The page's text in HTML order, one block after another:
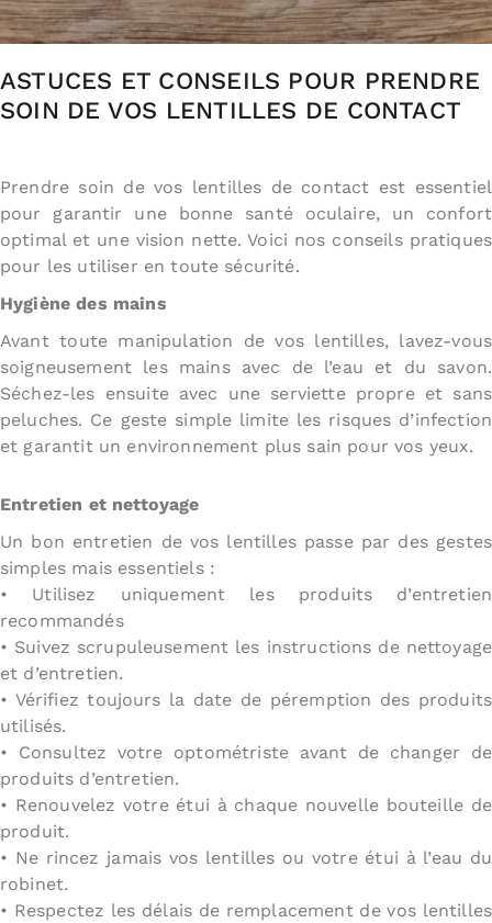
ASTUCES ET CONSEILS POUR PRENDRE
SOIN DE VOS LENTILLES DE CONTACT
Prendre soin de vos lentilles de contact est essentiel
pour garantir une bonne santé oculaire, un confort
optimal et une vision nette. Voici nos conseils pratiques
pour les utiliser en toute sécurité.
Hygiène des mains
Avant toute manipulation de vos lentilles, lavez-vous
soigneusement les mains avec de l’eau et du savon.
Séchez-les ensuite avec une serviette propre et sans
peluches. Ce geste simple limite les risques d’infection
et garantit un environnement plus sain pour vos yeux.
Entretien et nettoyage
Un bon entretien de vos lentilles passe par des gestes
simples mais essentiels :
• Utilisez uniquement les produits d’entretien
recommandés
• Suivez scrupuleusement les instructions de nettoyage
et d’entretien.
• Vérifiez toujours la date de péremption des produits
utilisés.
• Consultez votre optométriste avant de changer de
produits d’entretien.
• Renouvelez votre étui à chaque nouvelle bouteille de
produit.
• Ne rincez jamais vos lentilles ou votre étui à l’eau du
robinet.
• Respectez les délais de remplacement de vos lentilles